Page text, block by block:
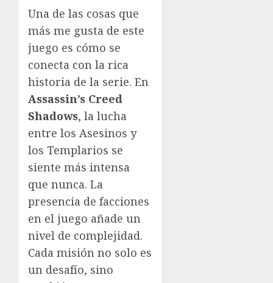
Una de las cosas que
más me gusta de este
juego es cómo se
conecta con la rica
historia de la serie. En
Assassin’s Creed
Shadows, la lucha
entre los Asesinos y
los Templarios se
siente más intensa
que nunca. La
presencia de facciones
en el juego añade un
nivel de complejidad.
Cada misión no solo es
un desafío, sino